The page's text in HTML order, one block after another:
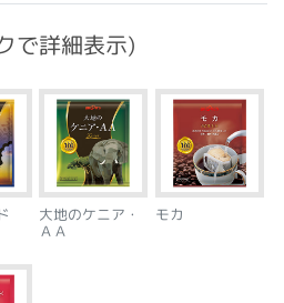
で詳細表示)
大地のケニア・
ＡＡ
モカ